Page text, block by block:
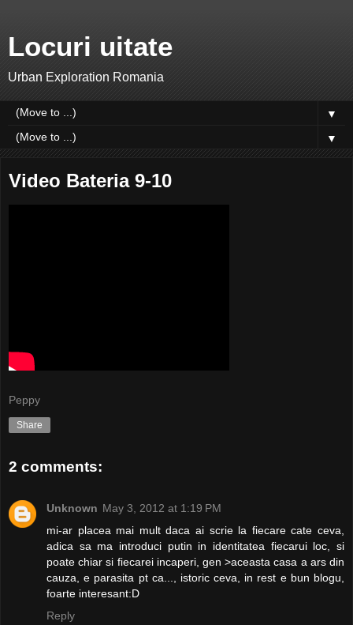
Locuri uitate
Urban Exploration Romania
▼
▼
Video Bateria 9-10
Peppy
Share
2 comments:
Unknown May 3, 2012 at 1:19 PM
mi-ar placea mai mult daca ai scrie la fiecare cate ceva,
adica sa ma introduci putin in identitatea fiecarui loc, si
poate chiar si fiecarei incaperi, gen >aceasta casa a ars din
cauza, e parasita pt ca..., istoric ceva, in rest e bun blogu,
foarte interesant:D
Reply